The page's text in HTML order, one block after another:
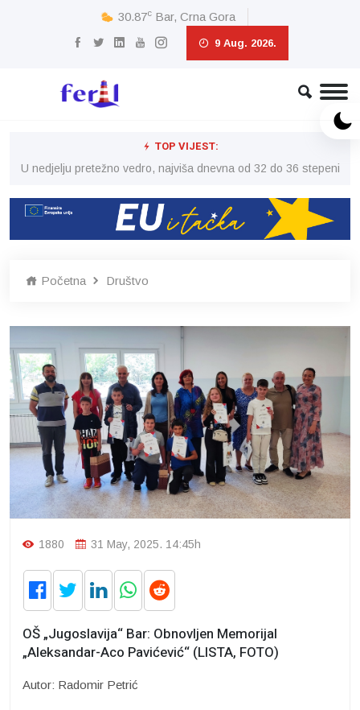
30.87c Bar, Crna Gora
9 Aug. 2026.
TOP VIJEST:
U nedjelju pretežno vedro, najviša dnevna od 32 do 36 stepeni
Početna Društvo
1880 31 May, 2025. 14:45h
OŠ „Jugoslavija“ Bar: Obnovljen Memorijal
„Aleksandar-Aco Pavićević“ (LISTA, FOTO)
Autor: Radomir Petrić